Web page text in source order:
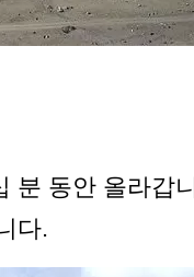
분 동안 올라갑
다.